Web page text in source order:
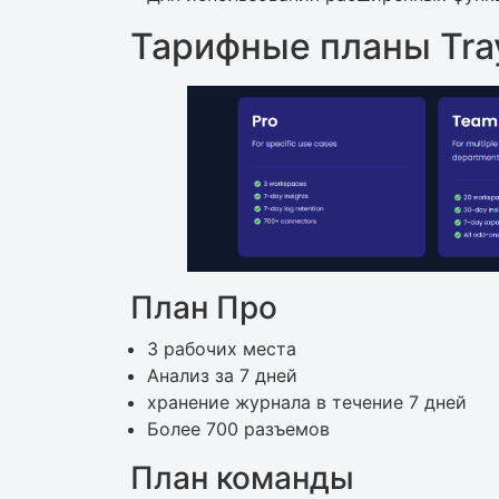
Тарифные планы
План Про
3 рабочих места
Анализ за 7 дней
хранение журнала в течение 7 дней
Более 700 разъемов
План команды